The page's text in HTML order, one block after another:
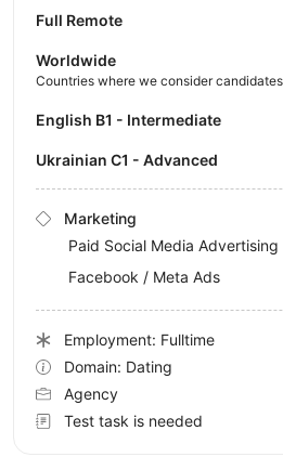
Full Remote
Worldwide
Countries where we consider candidates
English B1 - Intermediate
Ukrainian C1 - Advanced
Marketing
Paid Social Media Advertising
Facebook / Meta Ads
Employment: Fulltime
Domain: Dating
Agency
Test task is needed